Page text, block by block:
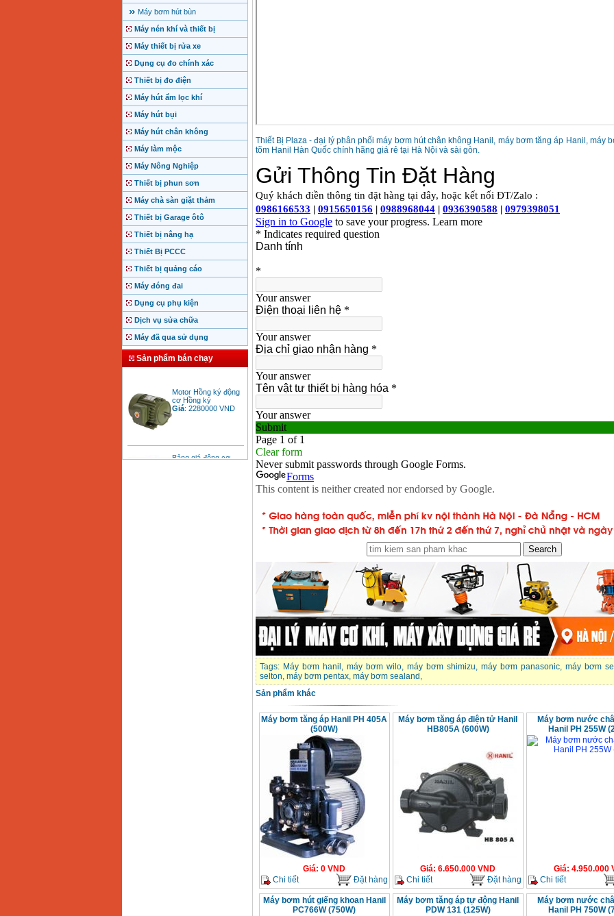
Máy bơm hút bùn
Máy nén khí và thiết bị
Máy thiết bị rửa xe
Dụng cụ đo chính xác
Thiết bị đo điện
Máy hút ẩm lọc khí
Máy hút bụi
Máy hút chân không
Máy làm mộc
Máy Nông Nghiệp
Thiết bị phun sơn
Máy chà sàn giặt thảm
Thiết bị Garage ôtô
Thiết bị nâng hạ
Thiết Bị PCCC
Thiết bị quảng cáo
Máy đóng đai
Dụng cụ phụ kiện
Dịch vụ sửa chữa
Máy đã qua sử dụng
Sản phẩm bán chạy
cơ Hồng ký
Giá :2280000
diesel đầu nổ diesel
Thiết Bị Plaza - đại lý phân phối máy bơm hút chân không Hanil, máy bơm tăng áp Hanil, máy
tõm Hanil Hàn Quốc chính hãng giá rẻ tại Hà Nội và sài gòn.
Tags: Máy bơm hanil , máy bơm wilo, máy bơm shimizu, máy bơm panasonic, máy bơm
selton, máy bơm pentax, máy bơm sealand ,
Sản phẩm khác
Máy bơm tăng áp Hanil PH 405A
(500W)
Giá: 0 VND
Chi tiết
Đặt hàng
Máy bơm tăng áp điện tử Hanil
HB805A (600W)
Giá: 6.650.000 VND
Chi tiết
Đặt hàng
Máy bơm nước
Hanil PH 255W
Giá: 4.950.000
Chi tiết
Máy bơm hút giếng khoan Hanil
PC766W (750W)
Máy bơm tăng áp tự động Hanil
PDW 131 (125W)
Máy bơm nước
Hanil PH 750W